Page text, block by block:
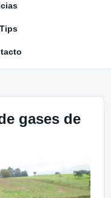
gases de